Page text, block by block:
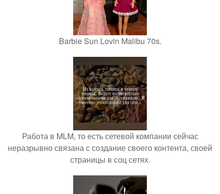
Barbie Sun Lovin Malibu 70s.
Работа в MLM, то есть сетевой компании сейчас
неразрывно связана с создание своего контента, своей
страницы в соц сетях.